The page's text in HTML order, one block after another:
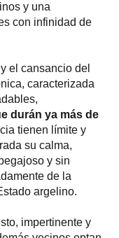
y una
con infinidad de
el cansancio del
caracterizada
durán ya más de
tienen límite y
su calma,
y sin
de la
argelino.
impertinente y